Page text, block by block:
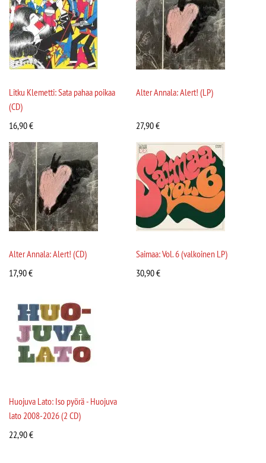
Litku Klemetti: Sata pahaa poikaa
(CD)
16,90€
Alter Annala: Alert! (LP)
27,90€
Alter Annala: Alert! (CD)
17,90€
Saimaa: Vol. 6 (valkoinen LP)
30,90€
Huojuva Lato: Iso pyörä - Huojuva
lato 2008-2026 (2 CD)
22,90€